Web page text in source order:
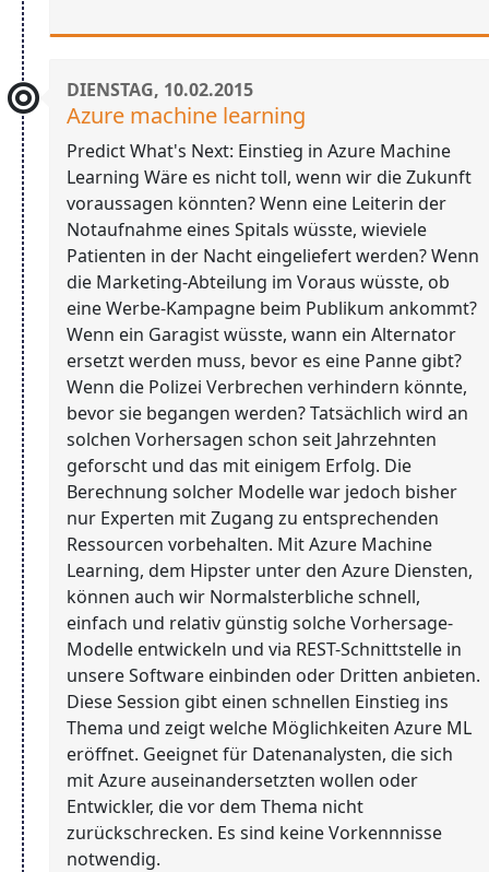
DIENSTAG, 10.02.2015
Azure machine learning
Predict What's Next: Einstieg in Azure Machine
Learning Wäre es nicht toll, wenn wir die Zukunft
voraussagen könnten? Wenn eine Leiterin der
Notaufnahme eines Spitals wüsste, wieviele
Patienten in der Nacht eingeliefert werden? Wenn
die Marketing-Abteilung im Voraus wüsste, ob
eine Werbe-Kampagne beim Publikum ankommt?
Wenn ein Garagist wüsste, wann ein Alternator
ersetzt werden muss, bevor es eine Panne gibt?
Wenn die Polizei Verbrechen verhindern könnte,
bevor sie begangen werden? Tatsächlich wird an
solchen Vorhersagen schon seit Jahrzehnten
geforscht und das mit einigem Erfolg. Die
Berechnung solcher Modelle war jedoch bisher
nur Experten mit Zugang zu entsprechenden
Ressourcen vorbehalten. Mit Azure Machine
Learning, dem Hipster unter den Azure Diensten,
können auch wir Normalsterbliche schnell,
einfach und relativ günstig solche Vorhersage-
Modelle entwickeln und via REST-Schnittstelle in
unsere Software einbinden oder Dritten anbieten.
Diese Session gibt einen schnellen Einstieg ins
Thema und zeigt welche Möglichkeiten Azure ML
eröffnet. Geeignet für Datenanalysten, die sich
mit Azure auseinandersetzten wollen oder
Entwickler, die vor dem Thema nicht
zurückschrecken. Es sind keine Vorkennnisse
notwendig.